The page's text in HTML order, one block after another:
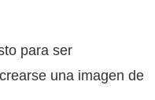
para ser
una imagen de